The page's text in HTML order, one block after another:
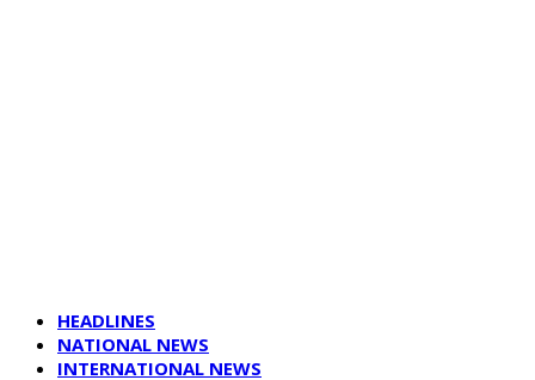
HEADLINES
NATIONAL NEWS
INTERNATIONAL NEWS